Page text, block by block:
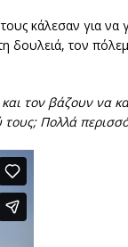
κάλεσαν για να
τον
τον βάζουν να
Πολλά